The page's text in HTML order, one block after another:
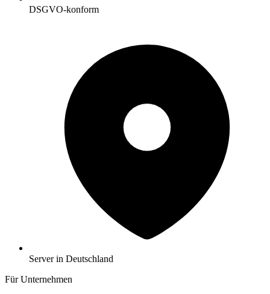
DSGVO-konform
Server in Deutschland
Für Unternehmen